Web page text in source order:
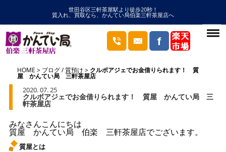
世田谷区三軒茶屋駅より徒歩20秒！
質入れ、買取なら、かんてい局伯楽三軒茶屋店へ
HOME ブログ/質預け クルボアジェでお金借りられます！ 質
屋 かんてい局 三軒茶屋店
2020. 07. 25
クルボアジェでお金借りられます！ 質屋 かんてい局 三
軒茶屋店
みなさんこんにちは
質屋 かんてい局 伯楽 三軒茶屋店でございます。
質屋とは